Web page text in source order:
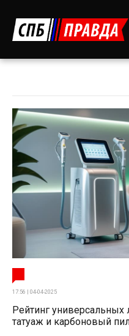
17:56 | 04-04-2025
Рейтинг универсальных
татуаж и карбоновый